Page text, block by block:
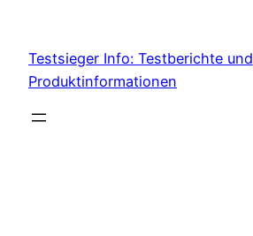
content
Testsieger Info: Testberichte und
Produktinformationen